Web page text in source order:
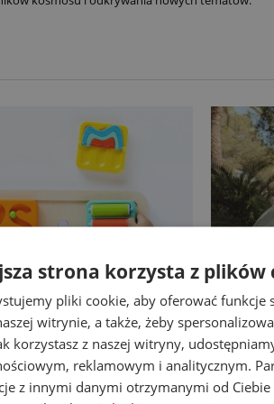
-14%
Brain Toys tablica
Little
strona korzysta z plików
pliki cookie, aby oferować funkcje
witrynie, a także, żeby
korzystasz z naszej witryny,
reklamowym i analitycznym.
z innymi danymi otrzymanymi od